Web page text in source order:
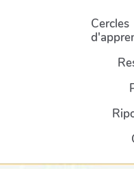
Aller au contenuCercles